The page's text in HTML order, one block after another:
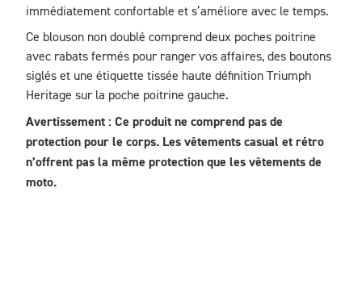
immédiatement confortable et s’améliore avec le temps.
Ce blouson non doublé comprend deux poches poitrine
avec rabats fermés pour ranger vos affaires, des boutons
siglés et une étiquette tissée haute définition Triumph
Heritage sur la poche poitrine gauche.
Avertissement : Ce produit ne comprend pas de
protection pour le corps. Les vêtements casual et rétro
n’offrent pas la même protection que les vêtements de
moto.